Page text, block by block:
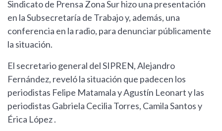
Sindicato de Prensa Zona Sur hizo una presentación
en la Subsecretaría de Trabajo y, además, una
conferencia en la radio, para denunciar públicamente
la situación.
El secretario general del SIPREN, Alejandro
Fernández, reveló la situación que padecen los
periodistas Felipe Matamala y Agustín Leonart y las
periodistas Gabriela Cecilia Torres, Camila Santos y
Érica López .